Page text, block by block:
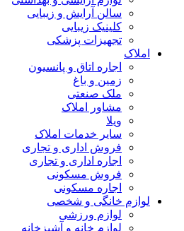
سالن آرایش و زیبایی
کلینیک زیبایی
تجهیزات پزشکی
املاک
اجاره اتاق و پانسیون
زمین و باغ
ملک صنعتی
مشاور املاک
ویلا
سایر خدمات املاک
فروش اداری و تجاری
اجاره اداری و تجاری
فروش مسکونی
اجاره مسکونی
لوازم خانگی و شخصی
لوازم ورزشی
لوازم خانه و آشپزخانه